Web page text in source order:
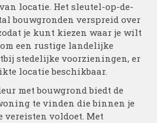
locatie. Het sleutel-op-de-
bouwgronden verspreid over
je kunt kiezen waar je wilt
een rustige landelijke
stedelijke voorzieningen, er
locatie beschikbaar.
met bouwgrond biedt de
te vinden die binnen je
vereisten voldoet. Met